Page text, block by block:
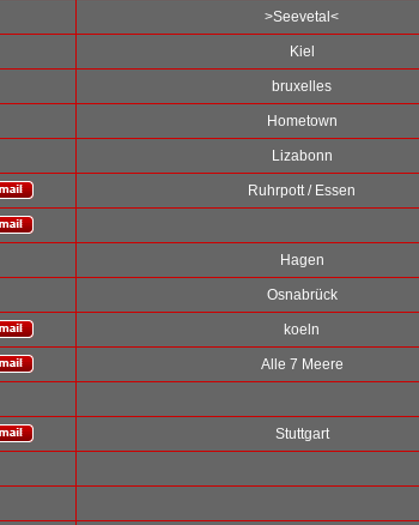
>Seevetal<
Kiel
bruxelles
Hometown
Lizabonn
Ruhrpott / Essen
Hagen
Osnabrück
koeln
Alle 7 Meere
Stuttgart